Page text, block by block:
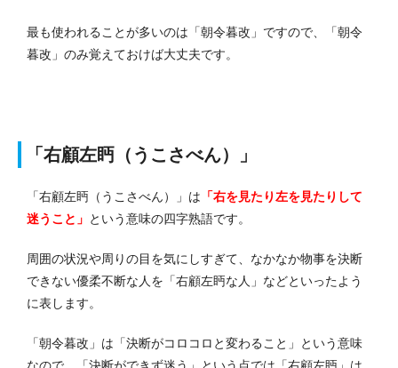
最も使われることが多いのは「朝令暮改」ですので、「朝令
暮改」のみ覚えておけば大丈夫です。
「右顧左眄（うこさべん）」
「右顧左眄（うこさべん）」は 「右を見たり左を見たりして
迷うこと」 という意味の四字熟語です。
周囲の状況や周りの目を気にしすぎて、なかなか物事を決断
できない優柔不断な人を「右顧左眄な人」などといったよう
に表します。
「朝令暮改」は「決断がコロコロと変わること」という意味
なので、「決断ができず迷う」という点では「右顧左眄」は